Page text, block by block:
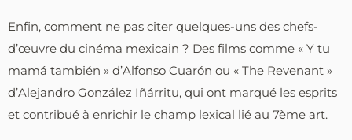
Enfin, comment ne pas citer quelques-uns des chefs-
d’œuvre du cinéma mexicain ? Des films comme « Y tu
mamá también » d’Alfonso Cuarón ou « The Revenant »
d’Alejandro González Iñárritu, qui ont marqué les esprits
et contribué à enrichir le champ lexical lié au 7ème art.